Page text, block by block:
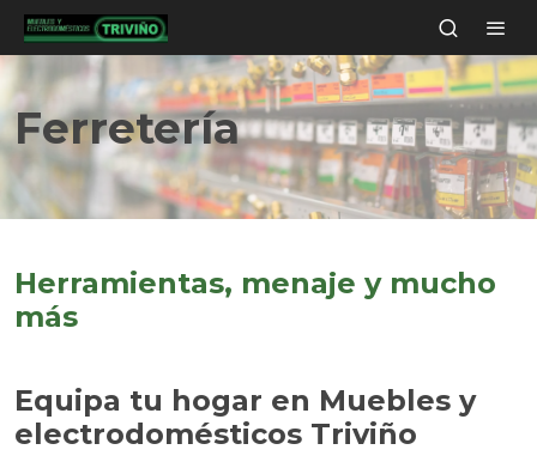
Ferretería
Herramientas, menaje y mucho
más
Equipa tu hogar en Muebles y
electrodomésticos Triviño